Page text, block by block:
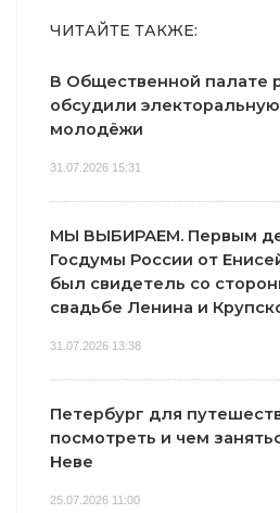
ЧИТАЙТЕ ТАКЖЕ:
В Общественной палате
обсудили
молодёжи
31.07.2026 15:31
МЫ ВЫБИРАЕМ. Первым
Госдумы России от
был свидетель со
свадьбе Ленина и
31.07.2026 13:38
Петербург для
посмотреть и чем
Неве
25.07.2026 11:00